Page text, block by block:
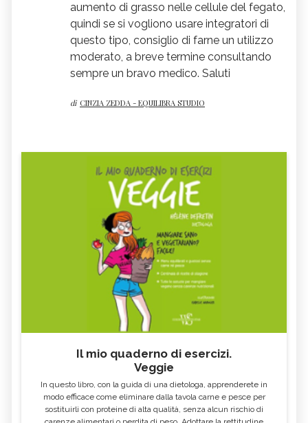
aumento di grasso nelle cellule del fegato,
quindi se si vogliono usare integratori di
questo tipo, consiglio di farne un utilizzo
moderato, a breve termine consultando
sempre un bravo medico. Saluti
di CINZIA ZEDDA - EQUILIBRA STUDIO
Il mio quaderno di esercizi.
Veggie
In questo libro, con la guida di una dietologa, apprenderete in
modo efficace come eliminare dalla tavola carne e pesce per
sostituirli con proteine di alta qualità, senza alcun rischio di